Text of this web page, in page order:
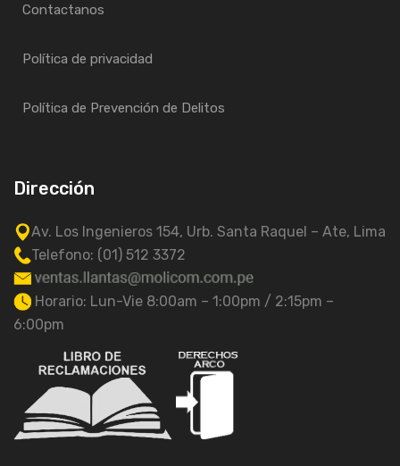
Contactanos
Política de privacidad
Política de Prevención de Delitos
Dirección
Av. Los Ingenieros 154, Urb. Santa Raquel – Ate, Lima
Telefono: (01) 512 3372
Horario: Lun-Vie 8:00am – 1:00pm / 2:15pm –
6:00pm